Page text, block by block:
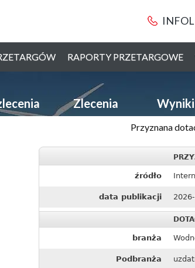
RAPORTY PRZETARGOWE
Zlecenia
Przyznana
źródło
data publikacji
branża
Podbranża